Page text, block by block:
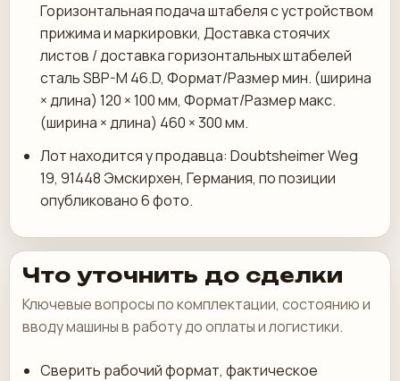
Горизонтальная подача штабеля с устройством
прижима и маркировки, Доставка стоячих
листов / доставка горизонтальных штабелей
сталь SBP-M 46.D, Формат/Размер мин. (ширина
× длина) 120 × 100 мм, Формат/Размер макс.
(ширина × длина) 460 × 300 мм.
Лот находится у продавца: Doubtsheimer Weg
19, 91448 Эмскирхен, Германия, по позиции
опубликовано 6 фото.
Что уточнить до сделки
Ключевые вопросы по комплектации, состоянию и
вводу машины в работу до оплаты и логистики.
Сверить рабочий формат, фактическое